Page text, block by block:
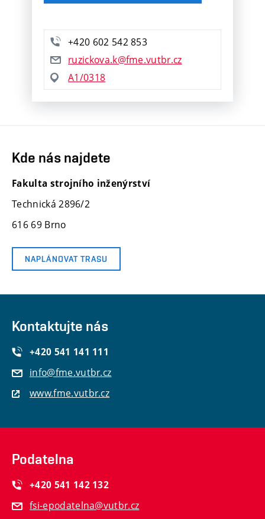
+420 602 542 853
ruzickova.k@fme.vutbr.cz
A1/0318
Kde nás najdete
Fakulta strojního inženýrství
Technická 2896/2
616 69 Brno
NAPLÁNOVAT TRASU
Kontaktujte nás
+420 541 141 111
info@fme.vutbr.cz
www.fme.vutbr.cz
Podatelna
+420 541 142 132
fsi-epodatelna@vutbr.cz